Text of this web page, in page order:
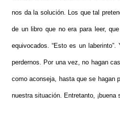
nos da la solución. Los que tal
de un libro que no era para leer,
equivocados. “Esto es un
perdernos. Por una vez, no hagan
como aconseja, hasta que se hagan
nuestra situación. Entretanto, ¡buena